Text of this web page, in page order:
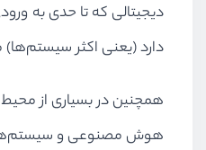
دیجیتالی که تا حدی به
دارد (یعنی اکثر
همچنین در بسیاری از
هوش مصنوعی و